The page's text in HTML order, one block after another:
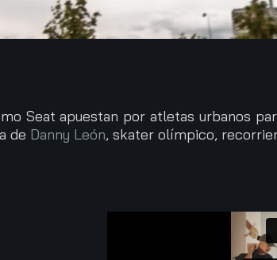
Seat apuestan por atletas urbanos
de Danny León, skater olímpico,